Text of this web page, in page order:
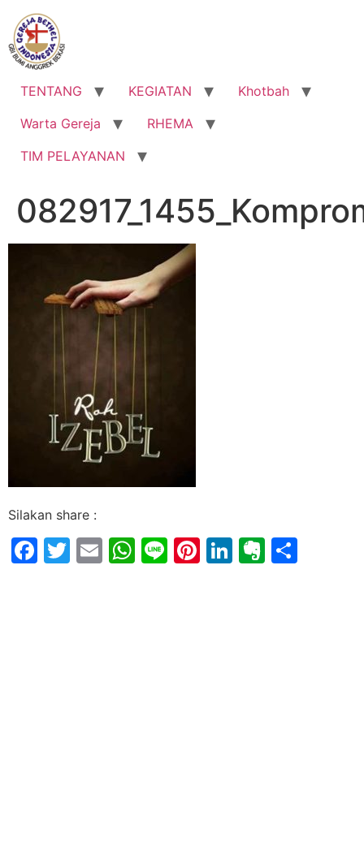
Lewati
konten
TENTANG KEGIATAN
Khotbah
Warta Gereja
RHEMA
TIM PELAYANAN
Silakan share :
Facebook
Twitter
EmailWhatsApp
LinePinterest
LinkedIn